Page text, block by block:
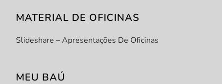
MATERIAL DE OFICINAS
Slideshare – Apresentações De Oficinas
MEU BAÚ